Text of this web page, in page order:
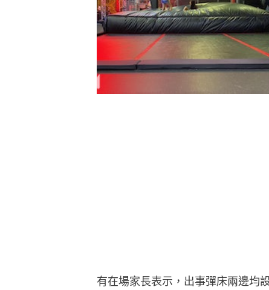
有在場家長表示，出事彈床兩邊均